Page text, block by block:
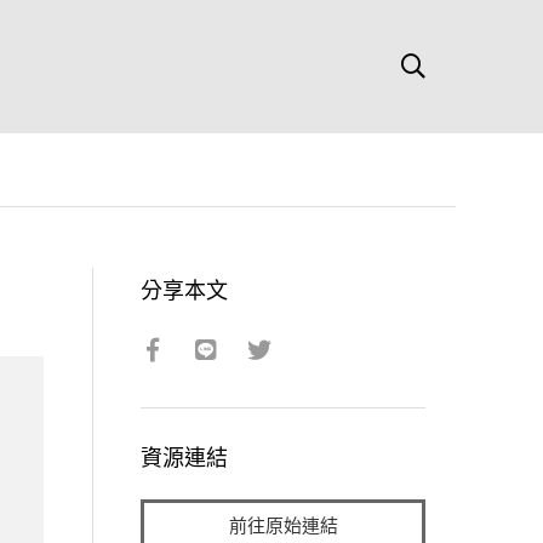
分享本文
資源連結
前往原始連結